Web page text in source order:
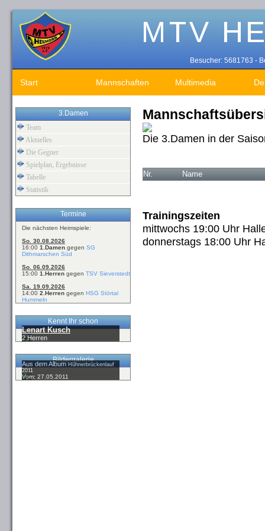
Besucher: 5681763 -
Start Mannschaften Multimedia
3.Damen
Team
Aktuelles
Die Gegner
Spielplan, Ergebnisse
Tabelle
Statistik
Termine
Die nächsten Heimspiele:
So. 30.08.2026
16:00 1.Damen gegen SG
Dithmarschen Süd
So. 06.09.2026
15:00 1.Herren gegen TSV Sieverstedt
Sa. 19.09.2026
14:00 2.Herren gegen HSG Störtal
Hummeln
Kennt Ihr schon
Lenart Kusch
2.Herren
Bildergalerie
Aus dem AlbumHühnerbrückenlauf
2011
Vom: 27.05.2011
Die 3.Damen in der
Nr. Name
Trainingszeiten
mittwochs 19:00 Uhr
donnerstags 18:00 Uhr